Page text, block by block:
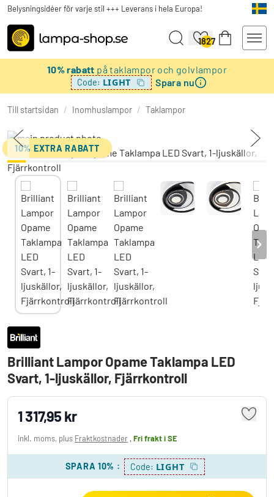
Belysningsidéer för varje stil +++ Leverans i hela Europa!
1827
10% rabatt på taklampor och golvlampor
Code: LIGHT Spara nu
Till startsidan / Inomhuslampor / Taklampor
10% EXTRA RABATT
Brilliant Lampor Opame Taklampa LED
Svart, 1-ljuskällor, Fjärrkontroll
1 317,95 kr
inkl. moms, plus Fraktkostnader ,Fri frakti SE
SPARA 10% : Code: LIGHT